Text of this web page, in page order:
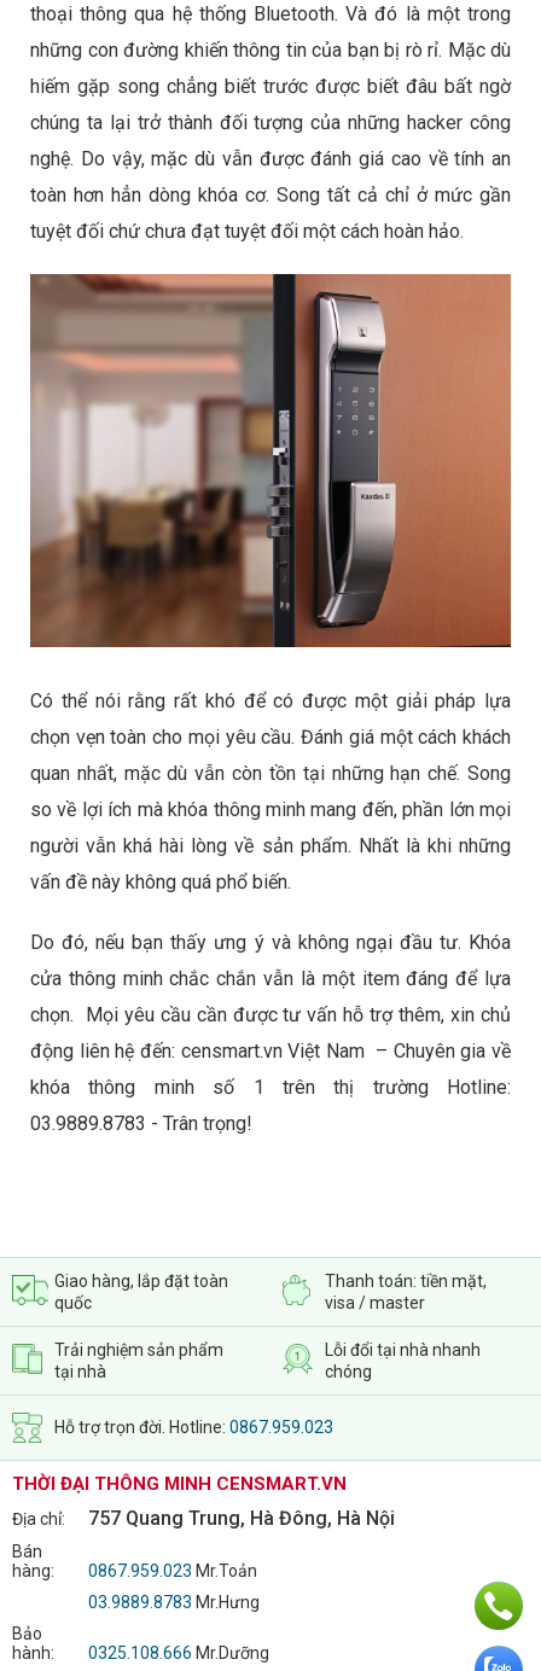
thoại thông qua hệ thống Bluetooth. Và đó là một trong
những con đường khiến thông tin của bạn bị rò rỉ. Mặc dù
hiếm gặp song chẳng biết trước được biết đâu bất ngờ
chúng ta lại trở thành đối tượng của những hacker công
nghệ. Do vậy, mặc dù vẫn được đánh giá cao về tính an
toàn hơn hẳn dòng khóa cơ. Song tất cả chỉ ở mức gần
tuyệt đối chứ chưa đạt tuyệt đối một cách hoàn hảo.
Có thể nói rằng rất khó để có được một giải pháp lựa
chọn vẹn toàn cho mọi yêu cầu. Đánh giá một cách khách
quan nhất, mặc dù vẫn còn tồn tại những hạn chế. Song
so về lợi ích mà khóa thông minh mang đến, phần lớn mọi
người vẫn khá hài lòng về sản phẩm. Nhất là khi những
vấn đề này không quá phổ biến.
Do đó, nếu bạn thấy ưng ý và không ngại đầu tư. Khóa
cửa thông minh chắc chắn vẫn là một item đáng để lựa
chọn. Mọi yêu cầu cần được tư vấn hỗ trợ thêm, xin chủ
động liên hệ đến: censmart.vn Việt Nam – Chuyên gia về
khóa thông minh số 1 trên thị trường Hotline:
03.9889.8783 - Trân trọng!
Giao hàng, lắp đặt toàn
quốc
Thanh toán: tiền mặt,
visa / master
Trải nghiệm sản phẩm
tại nhà
Lỗi đổi tại nhà nhanh
chóng
Hỗ trợ trọn đời. Hotline: 0867.959.023
THỜI ĐẠI THÔNG MINH CENSMART.VN
Địa chỉ: 757 Quang Trung, Hà Đông, Hà Nội
Bán
hàng:
0867.959.023 Mr.Toản
03.9889.8783 Mr.Hưng
Bảo
hành:
0325.108.666 Mr.Dưỡng